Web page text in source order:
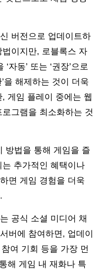
버전으로 업데이트하
이지만, 로블록스 자
자동’ 또는 ‘권장’으로
을 해제하는 것이 더욱
게임 플레이 중에는 웹
그램을 최소화하는 것
방법을 통해 게임을 즐
추가적인 혜택이나
면 게임 경험을 더욱
공식 소셜 미디어 채
버에 참여하면, 업데이
여 기회 등을 가장 먼
해 게임 내 재화나 특